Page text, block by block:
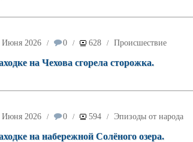
Июня 2026 / 0 / 628 / Происшествие
на Чехова сгорела сторожка.
Июня 2026 / 0 / 594 / Эпизоды от народа
на набережной Солёного озера.